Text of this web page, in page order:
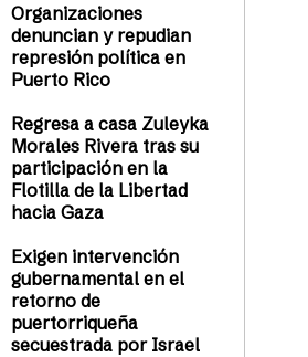
Organizaciones
denuncian y repudian
represión política en
Puerto Rico
Regresa a casa Zuleyka
Morales Rivera tras su
participación en la
Flotilla de la Libertad
hacia Gaza
Exigen intervención
gubernamental en el
retorno de
puertorriqueña
secuestrada por Israel